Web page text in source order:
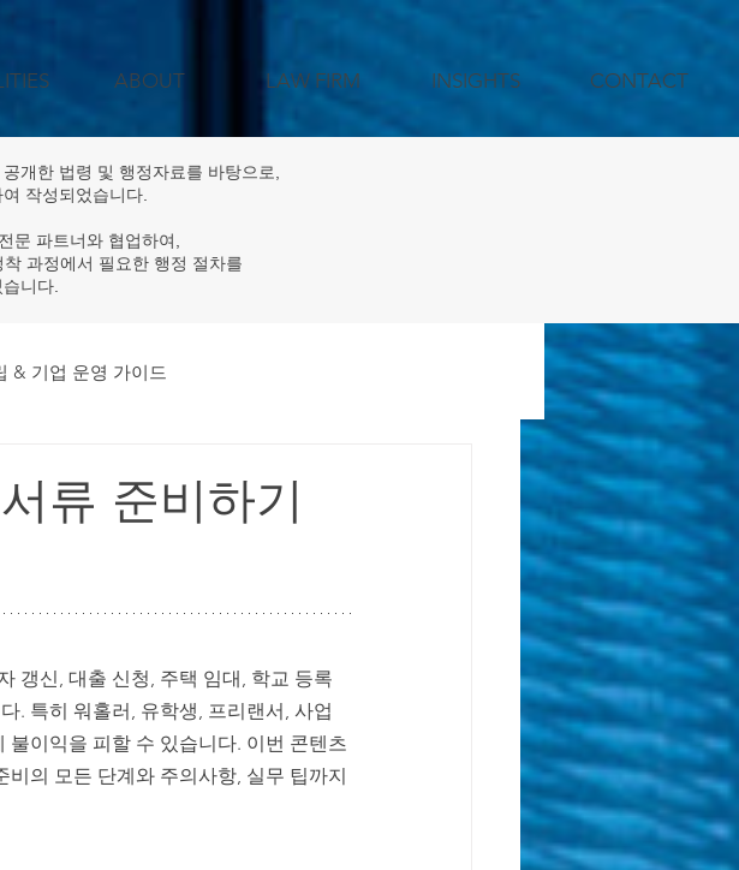
ABOUT LAW FIRM INSIGHTS CONTACT
개한 법령 및 행정자료를 바탕으로,
작성되었습니다.
문 파트너와 협업하여,
과정에서 필요한 행정 절차를
니다.
& 기업 운영 가이드
류 준비하기
갱신, 대출 신청, 주택 임대, 학교 등록
. 특히 워홀러, 유학생, 프리랜서, 사업
이익을 피할 수 있습니다. 이번 콘텐츠
의 모든 단계와 주의사항, 실무 팁까지